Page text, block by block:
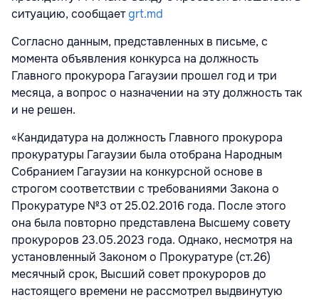
ситуацию, сообщаетgrt.md
Согласно данным, представленных в письме, с
момента объявления конкурса на должность
Главного прокурора Гагаузии прошел год и три
месяца, а вопрос о назначении на эту должность так
и не решен.
«Кандидатура на должность Главного прокурора
прокуратуры Гагаузии была отобрана Народным
Собранием Гагаузии на конкурсной основе в
строгом соответствии с требованиями Закона о
Прокуратуре №3 от 25.02.2016 года. После этого
она была повторно представлена Высшему совету
прокуроров 23.05.2023 года. Однако, несмотря на
установленный Законом о Прокуратуре (ст.26)
месячный срок, Высший совет прокуроров до
настоящего времени не рассмотрел выдвинутую